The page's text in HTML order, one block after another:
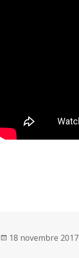
Publié
18 novembre 2017